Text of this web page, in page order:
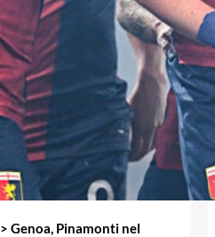
> Genoa, Pinamonti nel